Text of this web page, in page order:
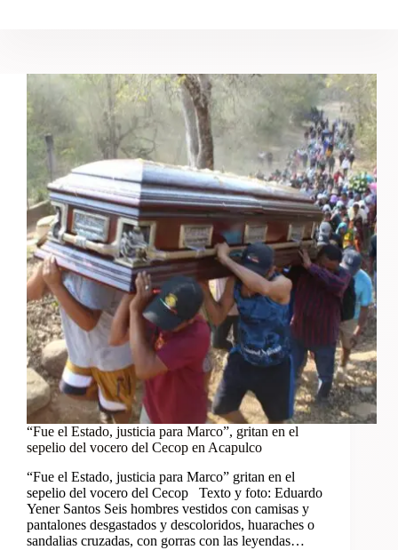
“Fue el Estado, justicia para Marco”, gritan en el
sepelio del vocero del Cecop en Acapulco
“Fue el Estado, justicia para Marco” gritan en el
sepelio del vocero del Cecop Texto y foto: Eduardo
Yener Santos Seis hombres vestidos con camisas y
pantalones desgastados y descoloridos, huaraches o
sandalias cruzadas, con gorras con las leyendas…